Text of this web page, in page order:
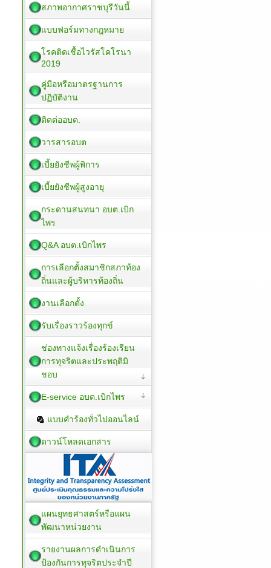
สภาพอากาศราชบุรีวันนี้
แบบฟอร์มทางกฎหมาย
โรคติดเชื้อไวรัสโคโรนา
2019
คู่มือหรือมาตรฐานการ
ปฏิบัติงาน
ติดต่ออบต.
วารสารอบต
เบี้ยยังชีพผู้พิการ
เบี้ยยังชีพผู้สูงอายุ
กระดานสนทนา อบต.เบิก
ไพร
Q&A อบต.เบิกไพร
การเลือกตั้งสมาชิกสภาท้อง
ถิ่นและผู้บริหารท้องถิ่น
งานเลือกตั้ง
รับเรื่องราวร้องทุกข์
ช่องทางแจ้งเรื่องร้องเรียน
การทุจริตและประพฤติมิ
ชอบ
E-service อบต.เบิกไพร
แบบคำร้องทั่วไปออนไลน์
ดาวน์โหลดเอกสาร
แผนยุทธศาสตร์หรือแผน
พัฒนาหน่วยงาน
รายงานผลการดำเนินการ
ป้องกันการทุจริตประจำปี